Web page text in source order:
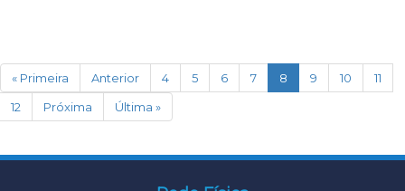
« Primeira Anterior 4 5 6 7 8 (current)
9 10
11
12
Próxima Última »